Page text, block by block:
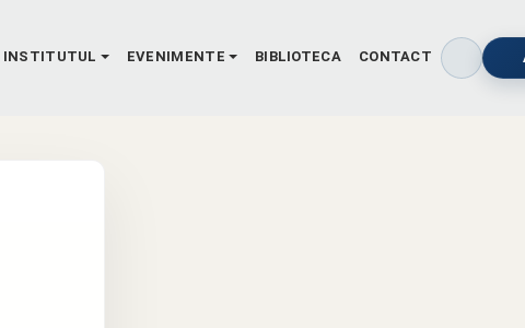
INSTITUTUL EVENIMENTE BIBLIOTECA CONTACT